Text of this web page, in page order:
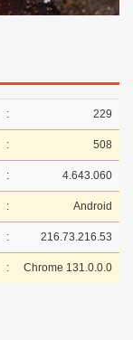
: 229
: 508
: 4.643.060
: Android
: 216.73.216.53
: Chrome 131.0.0.0